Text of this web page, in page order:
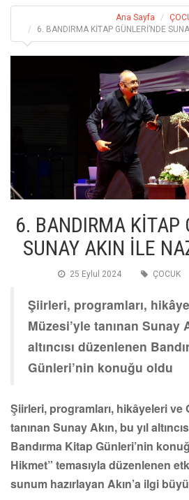
Ana Sayfa
6. BANDIRMA KİTAP GÜNLERİ’NDE
6. BANDIRMA KİTAP
SUNAY AKIN İLE
25 Eylul 2024 ÇOCUK
Şiirleri, programları,
Müzesi’yle tanınan Sunay
altıncısı düzenlenen
Günleri’nin konuğu oldu
Şiirleri, programları, hikâyeleri ve
tanınan Sunay Akın, bu yıl
Bandırma Kitap Günleri’nin
Hikmet” temasıyla düzenlenen
sunum hazırlayan Akın’a ilgi